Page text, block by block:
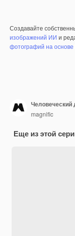
Создавайте
изображений ИИ и
фотографий на
Человеческий
magnific
Еще из этой